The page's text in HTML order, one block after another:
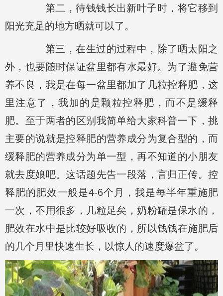
第二，待钱钱长出新叶子时，将它移到
阳光充足的地方晒就可以了。
第三，在生过的过程中，除了晒太阳之
外，也要随时保证盆里都有水最好。为了避免营
养不良，我是在每一盆里都加了几粒控释肥，这
里注意了，我加的是颗粒控释肥，而不是缓释
肥。至于两者的区别我简单给大家科普一下，挑
主要的说就是控释肥的营养成分为复合型的，而
缓释肥的营养成分为单一型，再不知道的小朋友
就去度娘吧。这话题先告一段落，言归正传。控
释肥的肥效一般是4-6个月，我是每半年重施肥
一次，不用很多，几粒足矣，奶粉罐是保水的，
肥效在水中是比较好吸收的，所以钱钱在施肥后
的几个月里快速生长，以惊人的速度爆盆了。